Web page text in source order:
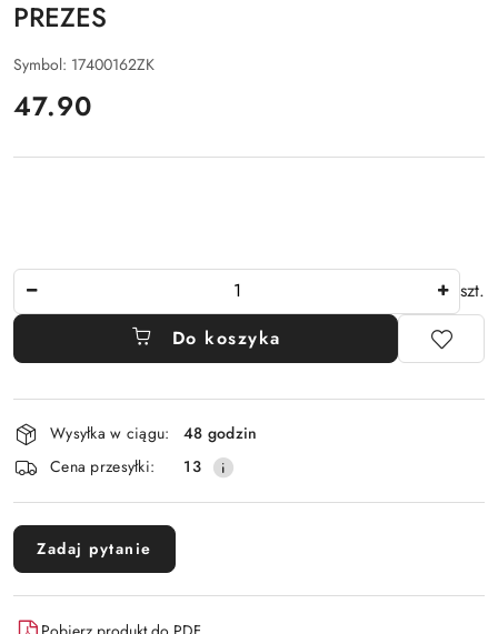
PREZES
Symbol: 17400162ZK
cena:
47.90
szt.
Do koszyka
Dostępność
i
dostawa
Wysyłka w ciągu:
48 godzin
Cena przesyłki:
13
Zadaj pytanie